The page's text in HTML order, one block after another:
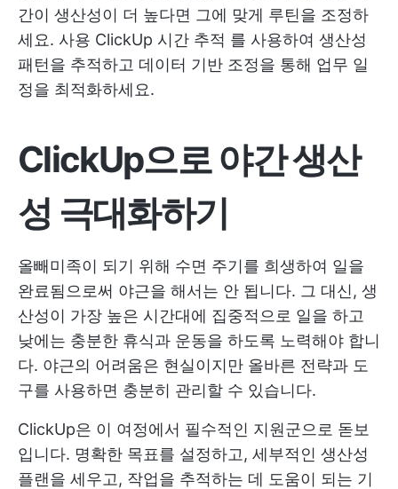
간이 생산성이 더 높다면 그에 맞게 루틴을 조정하
세요. 사용 ClickUp 시간 추적 를 사용하여 생산성
패턴을 추적하고 데이터 기반 조정을 통해 업무 일
정을 최적화하세요.
ClickUp으로 야간 생산
성 극대화하기
올빼미족이 되기 위해 수면 주기를 희생하여 일을
완료됨으로써 야근을 해서는 안 됩니다. 그 대신, 생
산성이 가장 높은 시간대에 집중적으로 일을 하고
낮에는 충분한 휴식과 운동을 하도록 노력해야 합니
다. 야근의 어려움은 현실이지만 올바른 전략과 도
구를 사용하면 충분히 관리할 수 있습니다.
ClickUp은 이 여정에서 필수적인 지원군으로 돋보
입니다. 명확한 목표를 설정하고, 세부적인 생산성
플랜을 세우고, 작업을 추적하는 데 도움이 되는 기